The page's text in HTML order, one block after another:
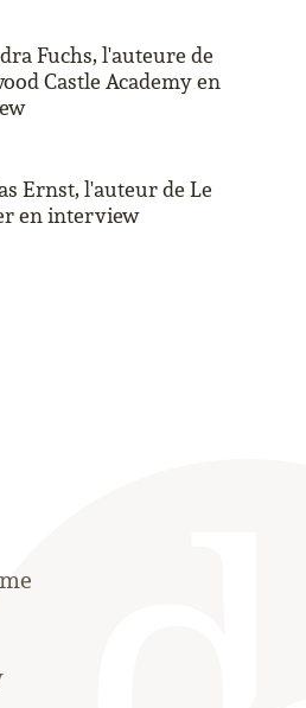
Fuchs, l'auteure de
Castle Academy en
Ernst, l'auteur de Le
en interview